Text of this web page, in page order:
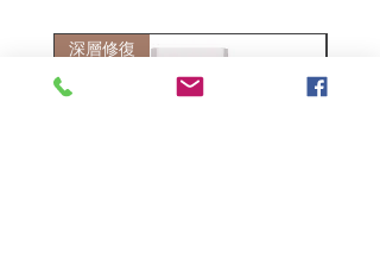
深層修復